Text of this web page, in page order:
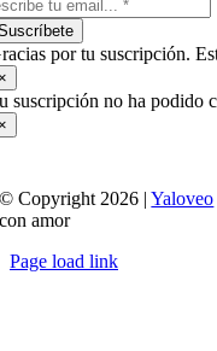
por tu suscripción.
suscripción no ha podido
© Copyright 2026 |Yaloveo
con amor
Page load link